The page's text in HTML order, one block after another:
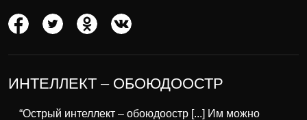
ИНТЕЛЛЕКТ – ОБОЮДООСТР
“Острый интеллект – обоюдоостр [...] Им можно